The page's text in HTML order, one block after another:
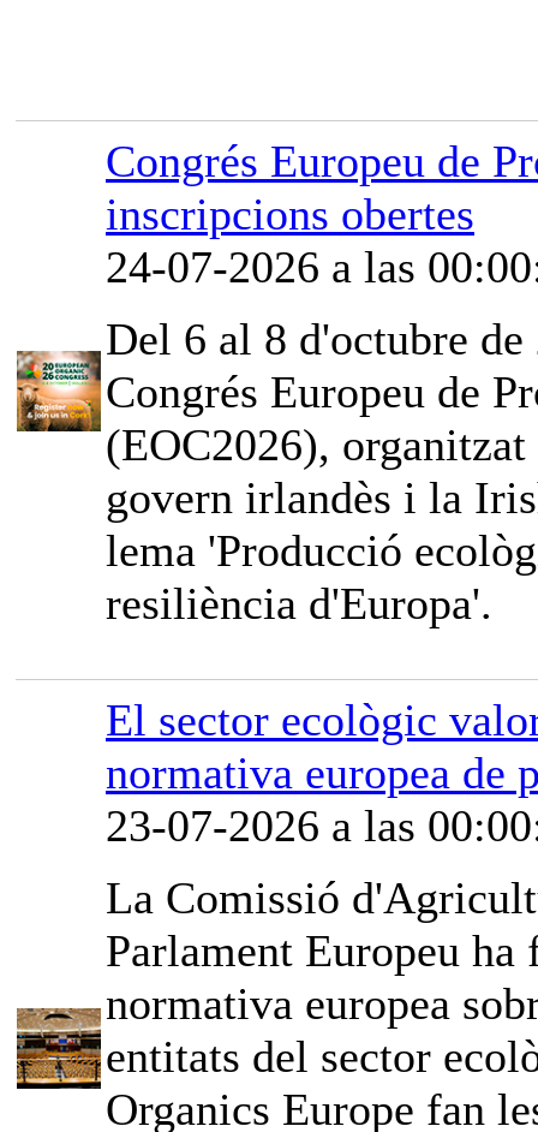
Congrés Europeu de
inscripcions obertes
24-07-2026 a las
Del 6 al 8 d'octubre
Congrés Europeu de
(EOC2026),
govern irlandès i la
lema 'Producció
resiliència d'Europa'.
El sector ecològic
normativa europea de
23-07-2026 a las
La Comissió
Parlament Europeu
normativa europea
entitats del sector
Organics Europe fan